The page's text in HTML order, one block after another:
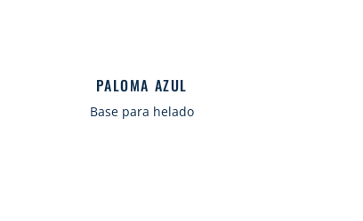
PALOMA AZUL
Base para helado